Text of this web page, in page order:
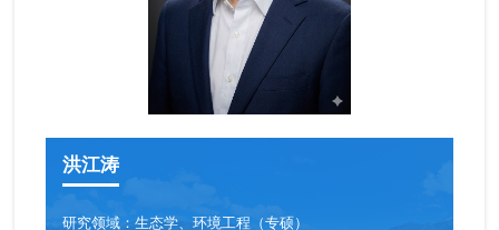
洪江涛
研究领域：生态学、环境工程（专硕）